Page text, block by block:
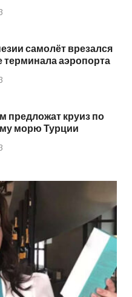
самолёт врезался
терминала аэропорта
предложат круиз по
морю Турции